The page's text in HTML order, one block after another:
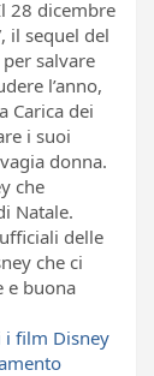
28 dicembre
il sequel del
salvare
l’anno,
Carica dei
i suoi
donna.
che
Natale.
delle
che ci
e buona
i film Disney